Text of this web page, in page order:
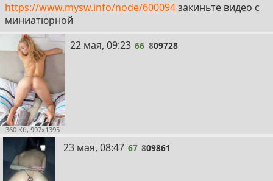
https://www.mysw.info/node/600094закиньте видео с
миниатюрной
360 Кб, 997x1395
66
22 мая, 09:23 66 809728
67
23 мая, 08:47 67 809861